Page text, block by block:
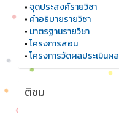
•จุดประสงค์รายวิชา
• คำอธิบายรายวิชา
• มาตรฐานรายวิชา
•โครงการสอน
•โครงการวัดผลประเมินผล
ติชม